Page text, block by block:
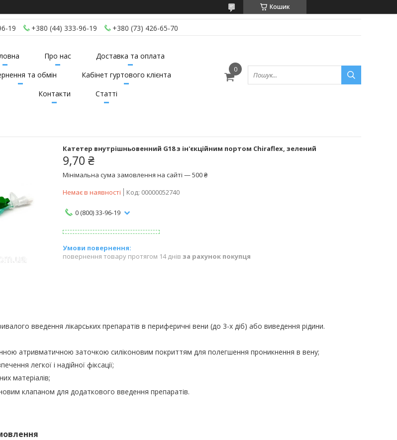
Кошик
19 +380 (44) 333-96-19 +380 (73) 426-65-70
Про нас
Доставка та оплата
та обмін
Кабінет гуртового клієнта
Контакти
Статті
Катетер внутрішньовенний G18 з ін'єкційним портом Chiraflex, зелений
9,70 ₴
Мінімальна сума замовлення на сайті — 500 ₴
Немає в наявності
Код: 00000052740
0 (800) 33-96-19
повернення товару протягом 14 днів за рахунок покупця
введення лікарських препаратів в периферичні вени (до 3-х діб) або виведення рідини.
атривматичною заточкою силіконовим покриттям для полегшення проникнення в вену;
легкої і надійної фіксації;
матеріалів;
клапаном для додаткового введення препаратів.